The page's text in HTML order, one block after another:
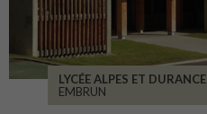
LYCÉE ALPES ET DURANCE
EMBRUN